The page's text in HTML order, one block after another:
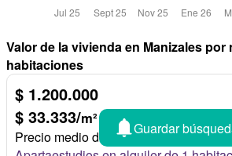
Valor de la vivienda en Manizales por
habitaciones
$ 1.200.000
$ 33.333/m²
Precio medio de 1 habitación
Guardar